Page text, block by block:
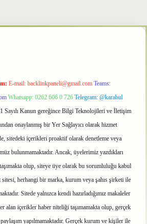
E-mail: backlinkpaneli@gmail.com Teams:
Whatsapp: 0262 606 0 726 Telegram: @karabul
Sayılı Kanun gereğince Bilgi Teknolojileri ve İletişim
onaylanmış bir Yer Sağlayıcı olarak hizmet
sitedeki içerikleri proaktif olarak denetleme veya
bulunmamaktadır. Ancak, üyelerimiz yazdıkları
olup, siteye üye olarak bu sorumluluğu kabul
sitesi, herhangi bir marka, kurum veya şahıs şirketi ile
Sitede yalnızca kendi hazırladığımız makaleler
alan içerikler haber niteliği taşımamakta olup, gerçek
yapılmamaktadır. Gerçek kurum ve kişiler ile